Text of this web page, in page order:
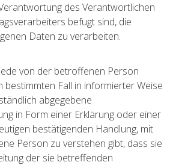
des Verantwortlichen
befugt sind, die
Daten zu verarbeiten.
von der betroffenen Person
bestimmten Fall in informierter Weise
abgegebene
in Form einer Erklärung oder einer
bestätigenden Handlung, mit
Person zu verstehen gibt, dass sie
der sie betreffenden